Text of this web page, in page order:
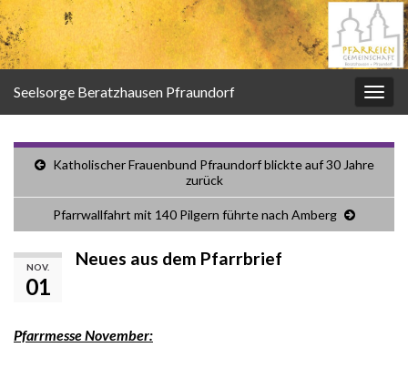
Seelsorge Beratzhausen Pfraundorf
Katholischer Frauenbund Pfraundorf blickte auf 30 Jahre
zurück
Pfarrwallfahrt mit 140 Pilgern führte nach Amberg
NOV.
01
Neues aus dem Pfarrbrief
Pfarrmesse November: